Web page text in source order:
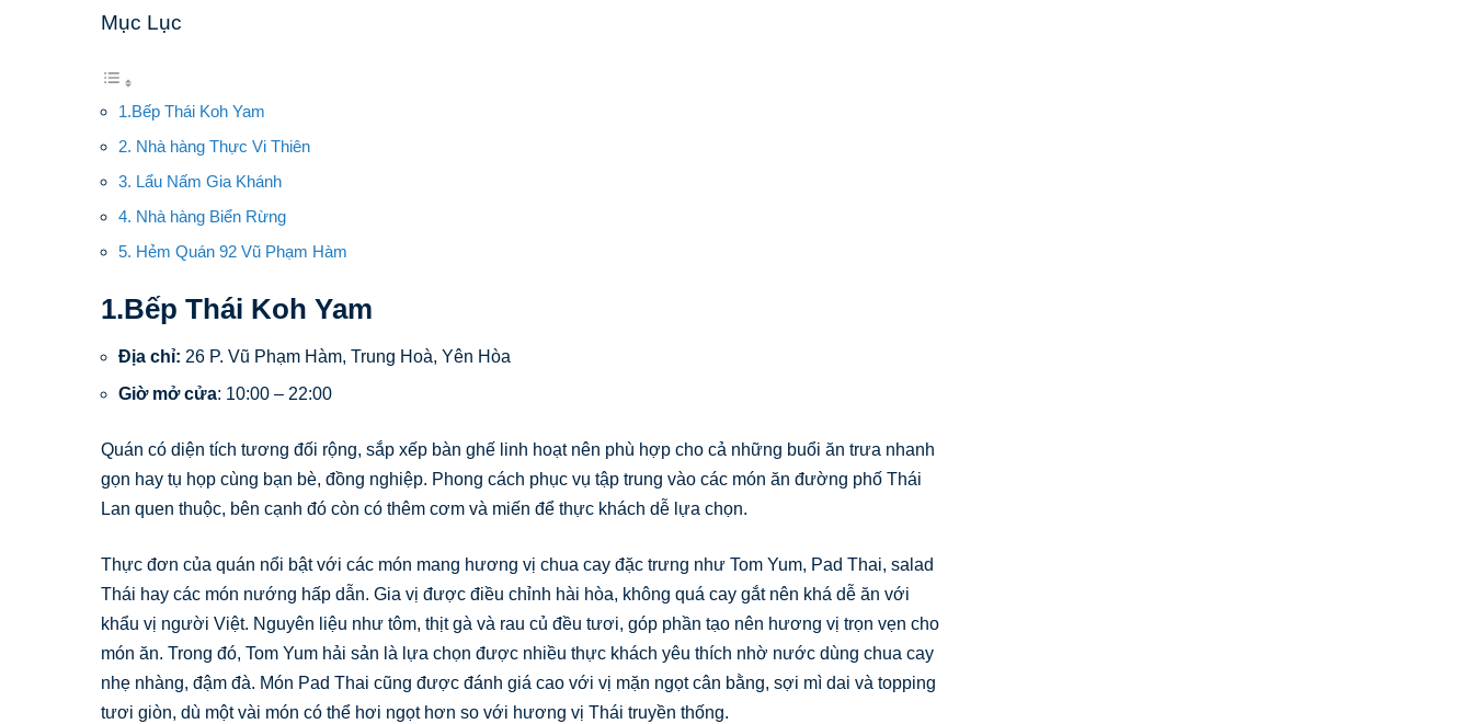
Mục Lục
1.Bếp Thái Koh Yam
2. Nhà hàng Thực Vi Thiên
3. Lẩu Nấm Gia Khánh
4. Nhà hàng Biển Rừng
5. Hẻm Quán 92 Vũ Phạm Hàm
1.Bếp Thái Koh Yam
Địa chỉ: 26 P. Vũ Phạm Hàm, Trung Hoà, Yên Hòa
Giờ mở cửa: 10:00 – 22:00
Quán có diện tích tương đối rộng, sắp xếp bàn ghế linh hoạt nên phù hợp cho cả những buổi ăn trưa nhanh
gọn hay tụ họp cùng bạn bè, đồng nghiệp. Phong cách phục vụ tập trung vào các món ăn đường phố Thái
Lan quen thuộc, bên cạnh đó còn có thêm cơm và miến để thực khách dễ lựa chọn.
Thực đơn của quán nổi bật với các món mang hương vị chua cay đặc trưng như Tom Yum, Pad Thai, salad
Thái hay các món nướng hấp dẫn. Gia vị được điều chỉnh hài hòa, không quá cay gắt nên khá dễ ăn với
khẩu vị người Việt. Nguyên liệu như tôm, thịt gà và rau củ đều tươi, góp phần tạo nên hương vị trọn vẹn cho
món ăn. Trong đó, Tom Yum hải sản là lựa chọn được nhiều thực khách yêu thích nhờ nước dùng chua cay
nhẹ nhàng, đậm đà. Món Pad Thai cũng được đánh giá cao với vị mặn ngọt cân bằng, sợi mì dai và topping
tươi giòn, dù một vài món có thể hơi ngọt hơn so với hương vị Thái truyền thống.